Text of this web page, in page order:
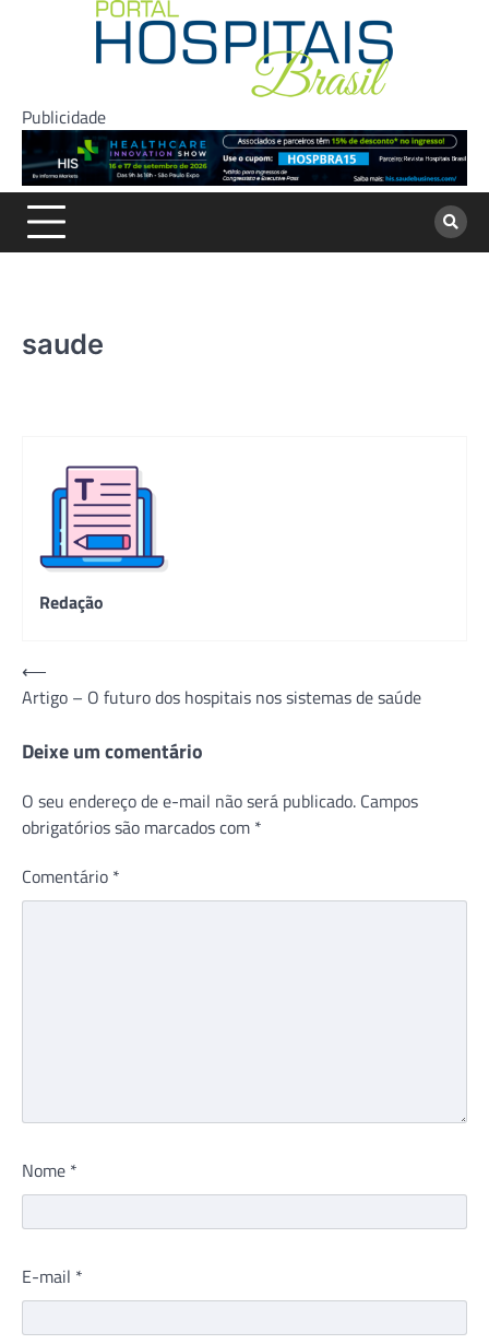
Publicidade
saude
Redação
Navegação
de
Post
⟵
Artigo – O futuro dos hospitais nos sistemas de saúde
Deixe um comentário
O seu endereço de e-mail não será publicado. Campos
obrigatórios são marcados com *
Comentário *
Nome *
E-mail *